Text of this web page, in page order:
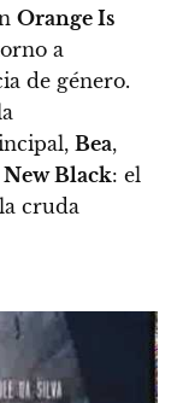
Orange Is
a
de género.
Bea,
Black: el
cruda